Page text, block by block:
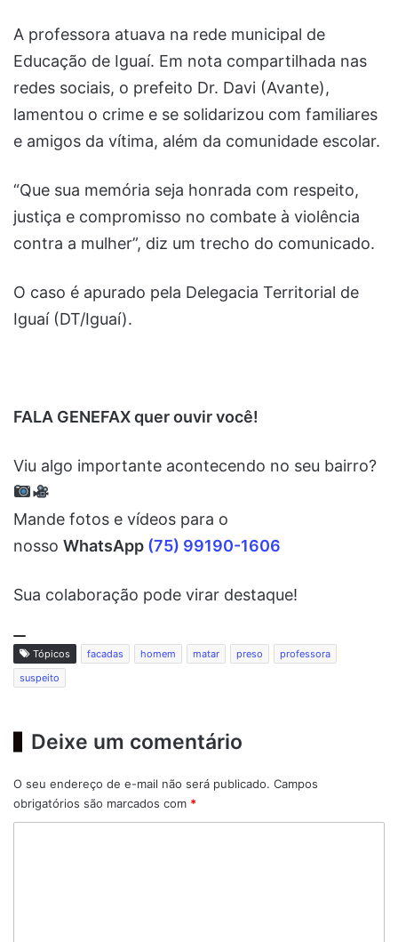
A professora atuava na rede municipal de
Educação de Iguaí. Em nota compartilhada nas
redes sociais, o prefeito Dr. Davi (Avante),
lamentou o crime e se solidarizou com familiares
e amigos da vítima, além da comunidade escolar.
“Que sua memória seja honrada com respeito,
justiça e compromisso no combate à violência
contra a mulher”, diz um trecho do comunicado.
O caso é apurado pela Delegacia Territorial de
Iguaí (DT/Iguaí).
FALA GENEFAX quer ouvir você!
Viu algo importante acontecendo no seu bairro?
Mande fotos e vídeos para o
nosso WhatsApp (75) 99190-1606
Sua colaboração pode virar destaque!
Tópicos facadas homem matar preso
professora
suspeito
Deixe um comentário
O seu endereço de e-mail não será publicado. Campos
obrigatórios são marcados com *